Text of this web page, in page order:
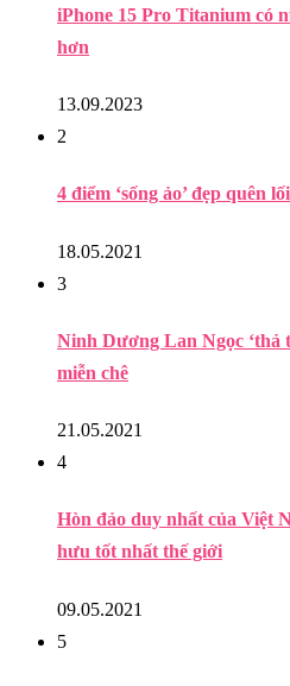
iPhone 15 Pro Titanium có
hơn
13.09.2023
2
4 điểm ‘sống ảo’ đẹp quên
18.05.2021
3
Ninh Dương Lan Ngọc ‘thả
miễn chê
21.05.2021
4
Hòn đảo duy nhất của Việt
hưu tốt nhất thế giới
09.05.2021
5